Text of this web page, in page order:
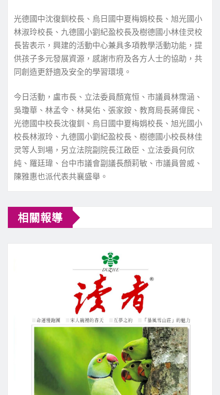
光德國中沈復釧校長、烏日國中夏梅娟校長、旭光國小
林淑玲校長、九德國小劉紀盈校長及樹德國小林佳灵校
長皆表示，興建的活動中心兼具多項教學活動功能，提
供孩子多元發展資源，感謝市府及各方人士的協助，共
同創造更舒適及安全的學習環境。
今日活動，盧市長、立法委員顏寬恒、市議員林霈涵、
吳瓊華、林孟令、林昊佑、張家銨、教育局長蔣偉民、
光德國中校長沈復釧、烏日國中夏梅娟校長、旭光國小
校長林淑玲、九德國小劉紀盈校長、樹德國小校長林佳
灵等人到場，另立法院副院長江啟臣、立法委員何欣
純、羅廷瑋、台中市議會副議長顏莉敏、市議員曾威、
陳雅惠也派代表共襄盛舉。
相關報導